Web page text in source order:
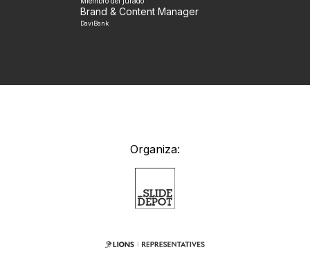
Brand & Content Manager
DaviBank
Organiza: